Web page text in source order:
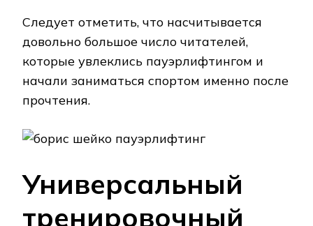
Следует отметить, что насчитывается
довольно большое число читателей,
которые увлеклись пауэрлифтингом и
начали заниматься спортом именно после
прочтения.
Универсальный
тренировочный